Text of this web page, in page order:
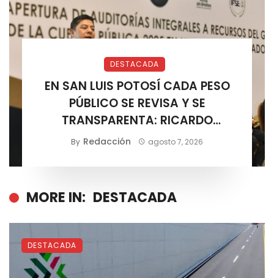
DESTACADA
EN SAN LUIS POTOSÍ CADA PESO
PÚBLICO SE REVISA Y SE
TRANSPARENTA: RICARDO
GALLARDO
By Redacción agosto 7, 2026
MORE IN: DESTACADA
DESTACADA